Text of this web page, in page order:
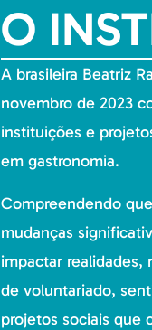
O
A brasileira Beatriz
novembro de 2023
instituições e
em gastronomia.
Compreendendo
mudanças
impactar realidades,
de voluntariado,
projetos sociais que